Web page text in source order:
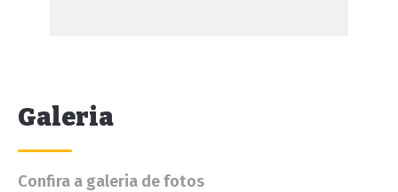
Galeria
Confira a galeria de fotos